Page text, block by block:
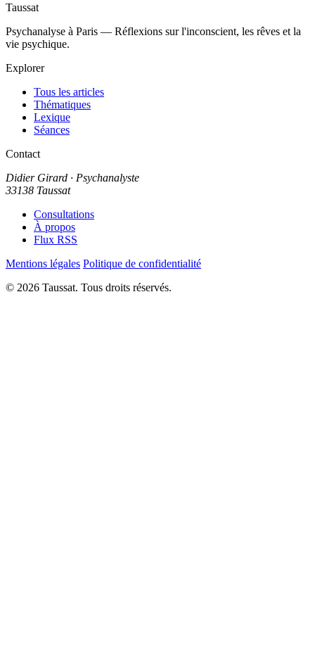
Taussat
Psychanalyse à Paris — Réflexions sur l'inconscient, les rêves et la
vie psychique.
Explorer
Tous les articles
Thématiques
Lexique
Séances
Contact
Didier Girard · Psychanalyste
33138 Taussat
Consultations
À propos
Flux RSS
Mentions légales Politique de confidentialité
© 2026 Taussat. Tous droits réservés.